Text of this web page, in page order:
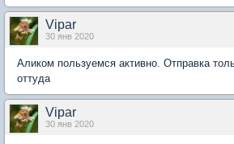
Vipar
30 янв 2020
Аликом пользуемся активно. Отправка
оттуда
Vipar
30 янв 2020